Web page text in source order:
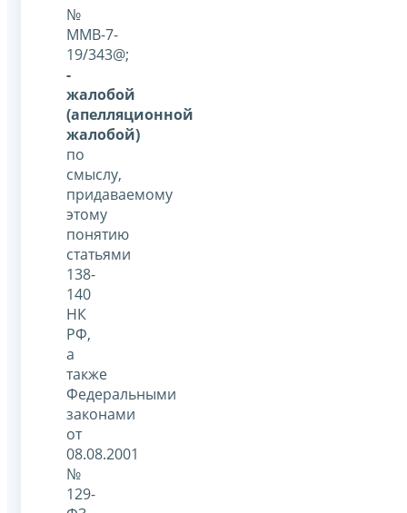
№
ММВ-7-
19/343@;
-
жалобой
(апелляционной
жалобой)
по
смыслу,
придаваемому
этому
понятию
статьями
138-
140
НК
РФ,
а
также
Федеральными
законами
от
08.08.2001
№
129-